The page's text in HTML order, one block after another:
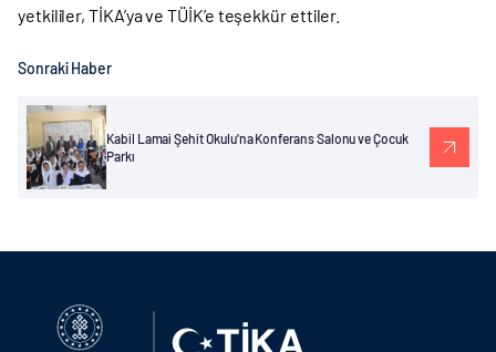
yetkililer, TİKA’ya ve TÜİK’e teşekkür ettiler.
Sonraki Haber
Kabil Lamai Şehit Okulu'na Konferans Salonu ve Çocuk
Parkı